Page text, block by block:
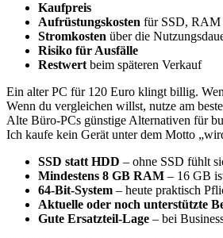
Kaufpreis
Aufrüstungskosten für SSD, RAM
Stromkosten über die
Risiko für Ausfälle
Restwert beim späteren Verkauf
Ein alter PC für 120 Euro klingt billig.
Wenn du vergleichen willst, nutze am
Alte Büro-PCs günstige Alternativen für
Ich kaufe kein Gerät unter dem Motto
SSD statt HDD – ohne SSD fühlt
Mindestens 8 GB RAM – 16 GB
64-Bit-System – heute praktisch
Aktuelle oder noch unterstützte
Gute Ersatzteil-Lage – bei